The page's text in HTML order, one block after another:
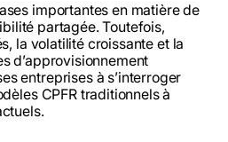
importantes en matière de
partagée. Toutefois,
la volatilité croissante et la
d’approvisionnement
entreprises à s’interroger
CPFR traditionnels à